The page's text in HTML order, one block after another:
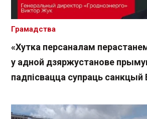
«Хутка персаналам
у адной дзяржустанове
падпісвацца супраць санкцый
Грамадства